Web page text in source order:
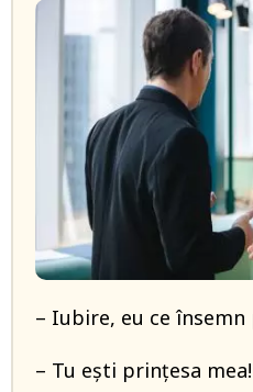
– Iubire, eu ce
– Tu ești prințesa mea!